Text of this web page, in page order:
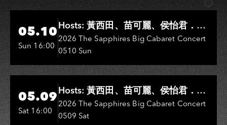
Hi-Ing Music Hall
05.10
Sun 16:00
Hosts: 黃西田、苗可麗、侯怡君．
Entertainers: 葉啟田、鳥來嬤-吳
敏、王彩樺、王瑞霞、吳淑敏、施文
彬、邵大倫、曹雅雯、陳孟賢、黃露
瑤
2026 The Sapphires Big Cabaret Concert
0510 Sun
Hi-Ing Music Hall
05.09
Sat 16:00
Hosts: 黃西田、苗可麗、侯怡君．
Entertainers: 葉啟田、鳥來嬤-吳
敏、張秀卿、王彩樺、吳淑敏、施文
2026 The Sapphires Big Cabaret Concert
0509 Sat